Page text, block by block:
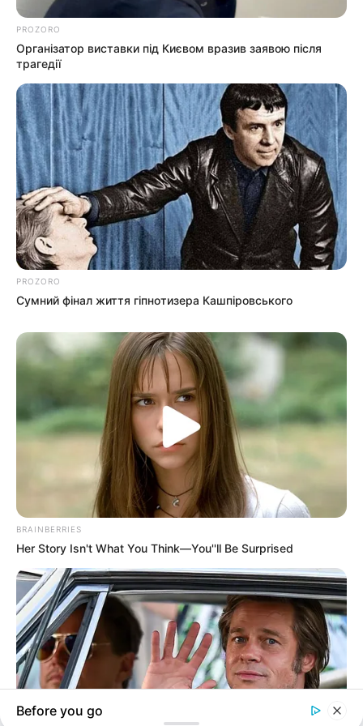
Manage Consent
To provide the best experiences, we use technologies like cookies to store
and/or access device information. Consenting to these technologies will
allow us to process data such as browsing behavior or unique IDs on this
site. Not consenting or withdrawing consent, may adversely affect certain
info@groza-news.info
КАТЕГОРІЇ
Без рубрики
Гарячi
Нам пишуть
Партнерські матеріали
Події
Спорт
Схеми
НАПИШIТЬ НАМ
[everest_form id="165"]
PROZORO
Організатор виставки під Києвом вразив заявою після
трагедії
PROZORO
Сумний фінал життя гіпнотизера Кашпіровського
BRAINBERRIES
Her Story Isn't What You Think—You''ll Be Surprised
Before you go